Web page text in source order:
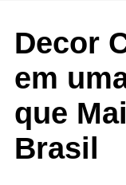
Decor
em
que
Brasil